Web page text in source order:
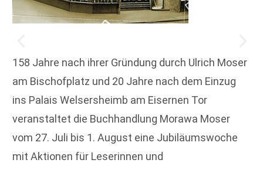
158 Jahre nach ihrer Gründung durch Ulrich Moser
am Bischofplatz und 20 Jahre nach dem Einzug
ins Palais Welsersheimb am Eisernen Tor
veranstaltet die Buchhandlung Morawa Moser
vom 27. Juli bis 1. August eine Jubiläumswoche
mit Aktionen für Leserinnen und